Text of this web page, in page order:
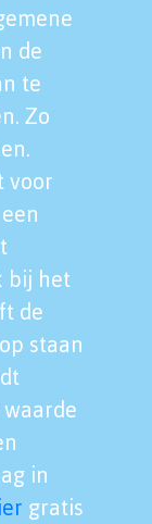
de
te
Zo
voor
bij het
de
staan
in
gratis